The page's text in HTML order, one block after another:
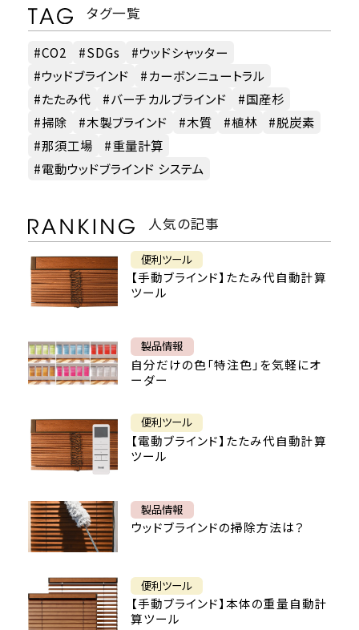
タグ一覧
CO2 SDGs
ウッドシャッター
ウッドブラインド
カーボンニュートラル
たたみ代
バーチカルブラインド
国産杉
掃除
木製ブラインド 木質 植林
脱炭素
那須工場
重量計算
電動ウッドブラインド システム
人気の記事
便利ツール
【手動ブラインド】たたみ代自動計算
ツール
製品情報
自分だけの色「特注色」を気軽にオ
ーダー
便利ツール
【電動ブラインド】たたみ代自動計算
ツール
製品情報
ウッドブラインドの掃除方法は？
便利ツール
【手動ブラインド】本体の重量自動計
算ツール